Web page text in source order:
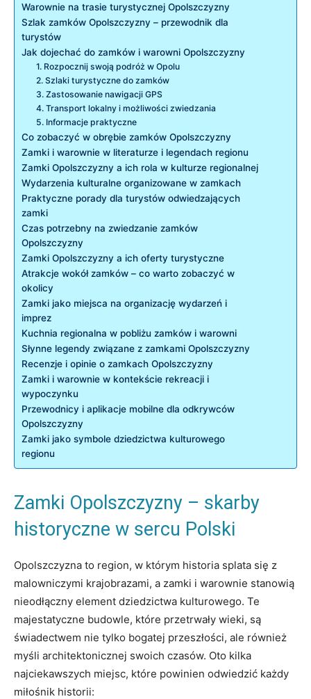
Warownie na trasie turystycznej Opolszczyzny
Szlak zamków Opolszczyzny –‍ przewodnik dla
turystów
Jak ​dojechać do zamków i ​warowni Opolszczyzny
1. ⁤Rozpocznij swoją ​podróż‌ w ⁢Opolu
2. Szlaki⁢ turystyczne do zamków
3. Zastosowanie nawigacji GPS
4. Transport lokalny i możliwości zwiedzania
5. Informacje ⁣praktyczne
Co zobaczyć⁢ w obrębie⁤ zamków Opolszczyzny
Zamki i warownie⁣ w literaturze i legendach⁢ regionu
Zamki Opolszczyzny a ich rola w kulturze regionalnej
Wydarzenia kulturalne ‌organizowane w zamkach
Praktyczne porady dla turystów⁤ odwiedzających
⁣zamki
Czas potrzebny na zwiedzanie‍ zamków
Opolszczyzny
Zamki Opolszczyzny ⁣a ich oferty turystyczne
Atrakcje ‍wokół zamków – co warto ‌zobaczyć w
okolicy
Zamki jako ⁣miejsca na organizację wydarzeń i
imprez
Kuchnia regionalna w pobliżu zamków i‌ warowni
Słynne legendy związane ‍z⁣ zamkami Opolszczyzny
Recenzje ⁣i​ opinie o zamkach Opolszczyzny
Zamki i warownie w kontekście rekreacji i
wypoczynku
Przewodnicy‌ i aplikacje mobilne dla odkrywców
Opolszczyzny
Zamki jako symbole dziedzictwa kulturowego
regionu
Zamki Opolszczyzny –⁤ skarby⁢
historyczne‍ w sercu Polski
Opolszczyzna to region, w którym historia splata się z
malowniczymi krajobrazami, a zamki⁤ i⁢ warownie stanowią
nieodłączny ⁣element dziedzictwa‍ kulturowego. Te
majestatyczne budowle, które przetrwały wieki, są​
świadectwem nie tylko⁣ bogatej przeszłości, ale ‍również⁤
myśli architektonicznej swoich czasów. Oto kilka
najciekawszych miejsc, które powinien odwiedzić każdy
miłośnik historii: